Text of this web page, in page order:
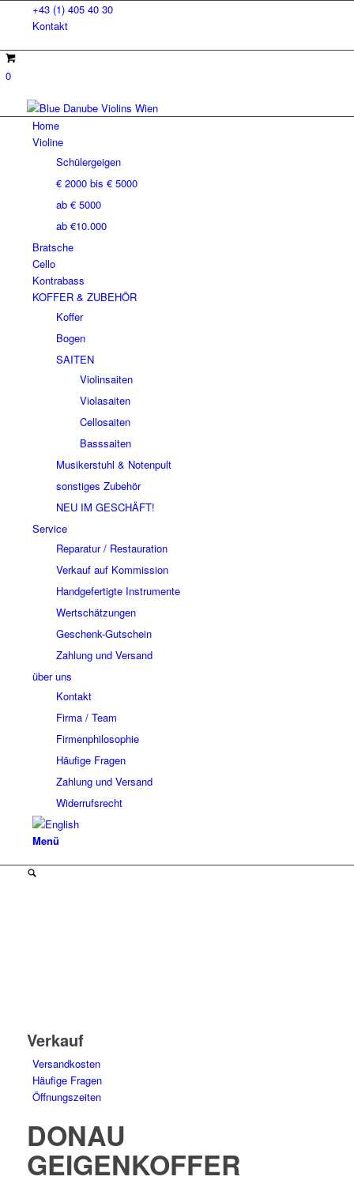
+43 (1) 405 40 30
Kontakt
0
Home
Violine
Schülergeigen
€ 2000 bis € 5000
ab € 5000
ab €10.000
Bratsche
Cello
Kontrabass
KOFFER & ZUBEHÖR
Koffer
Bogen
SAITEN
Violinsaiten
Violasaiten
Cellosaiten
Basssaiten
Musikerstuhl & Notenpult
sonstiges Zubehör
NEU IM GESCHÄFT!
Service
Reparatur / Restauration
Verkauf auf Kommission
Handgefertigte Instrumente
Wertschätzungen
Geschenk-Gutschein
Zahlung und Versand
über uns
Kontakt
Firma / Team
Firmenphilosophie
Häufige Fragen
Zahlung und Versand
Widerrufsrecht
Menü
Verkauf
Versandkosten
Häufige Fragen
Öffnungszeiten
DONAU
GEIGENKOFFER